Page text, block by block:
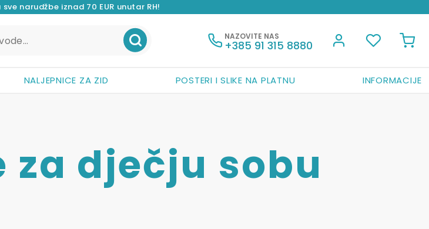
narudžbe iznad 70 EUR unutar RH!
NALJEPNICE ZA ZID POSTERI I SLIKE NA PLATNU INFORMACIJE
NAZOVITE NAS
+385 91 315 8880
dječju sobu